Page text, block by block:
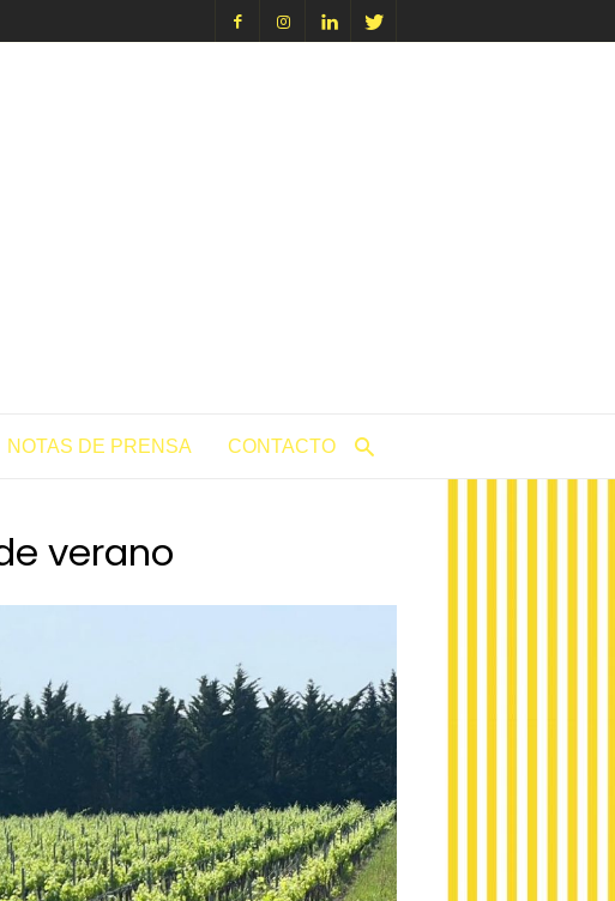
NOTAS DE PRENSA CONTACTO
verano